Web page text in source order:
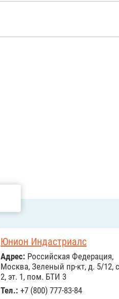
Юнион Индастриалс
Адрес: Российcкая Федерация,
Москва, Зеленый пр-кт, д. 5/12,
2, эт. 1, пом. БТИ 3
Тел.: +7 (800) 777-83-84